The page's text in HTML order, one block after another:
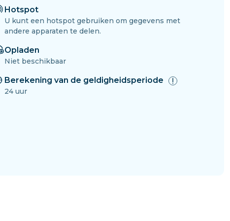
Hotspot
U kunt een hotspot gebruiken om gegevens met
andere apparaten te delen.
Opladen
Niet beschikbaar
Berekening van de geldigheidsperiode
24 uur